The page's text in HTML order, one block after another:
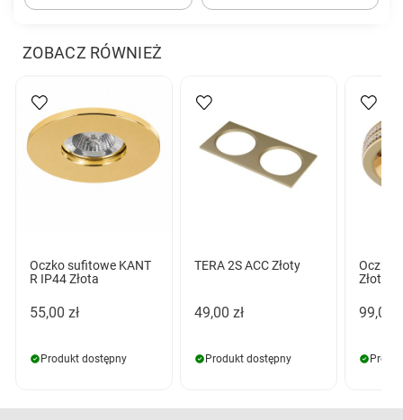
ZOBACZ RÓWNIEŻ
Oczko sufitowe KANT
R IP44 Złota
55,00 zł
Produkt dostępny
TERA 2S ACC Złoty
49,00 zł
Produkt dostępny
Oczko
Złota
99,00